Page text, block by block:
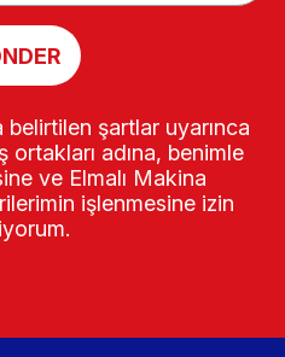
belirtilen şartlar uyarınca
ortakları adına, benimle
ve Elmalı Makina
işlenmesine izin